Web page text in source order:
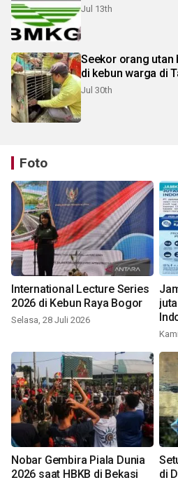
Jul 13th
Seekor orang utan
di kebun warga di
Jul 30th
Foto
International Lecture Series
2026 di Kebun Raya Bogor
Selasa, 28 Juli 2026
Nobar Gembira Piala Dunia
2026 saat HBKB di Bekasi
di